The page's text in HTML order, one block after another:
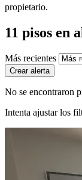
propietario.
11 pisos en
Más recientes
Crear alerta
No se encontraron
Intenta ajustar los